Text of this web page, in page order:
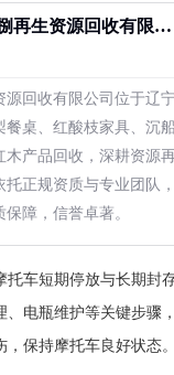
再生资源回收有限公
源回收有限公司位于辽
餐桌、红酸枝家具、沉
产品回收，深耕资源
托正规资质与专业团队
障，信誉卓著。
托车短期停放与长期封
、电瓶维护等关键步骤
保持摩托车良好状态。